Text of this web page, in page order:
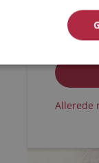
Jeg
Jeg
Allerede